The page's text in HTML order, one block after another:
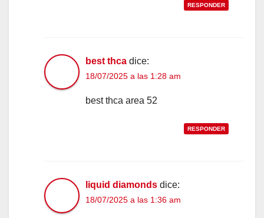
RESPONDER
best thca dice:
18/07/2025 a las 1:28 am
best thca area 52
RESPONDER
liquid diamonds dice:
18/07/2025 a las 1:36 am